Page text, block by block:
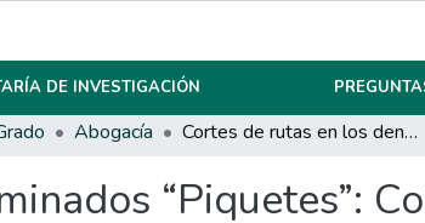
DE INVESTIGACIÓN
Abogacía Cortes de rutas en los denominados “Piquetes”: Configuración del delito previsto en el Artículo 194 del Código Penal
“Piquetes”: